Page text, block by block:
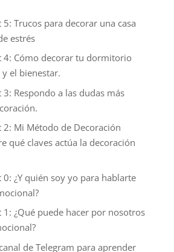
5: Trucos para decorar una casa
estrés
4: Cómo decorar tu dormitorio
el bienestar.
3: Respondo a las dudas más
2: Mi Método de Decoración
qué claves actúa la decoración
0: ¿Y quién soy yo para hablarte
1: ¿Qué puede hacer por nosotros
de Telegram para aprender